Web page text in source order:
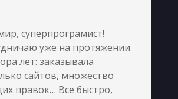
суперпрограмист!
уже на протяжении
лет: заказывала
сайтов, множество
правок… Все быстро,